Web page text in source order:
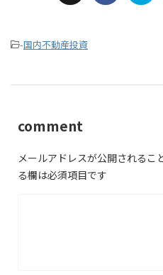
-国内不動産投資
comment
メールアドレスが公開されるこ
る欄は必須項目です